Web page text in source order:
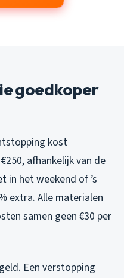
goedkoper
kost
afhankelijk van de
in het weekend of ’s
extra. Alle materialen
samen geen €30 per
Een verstopping